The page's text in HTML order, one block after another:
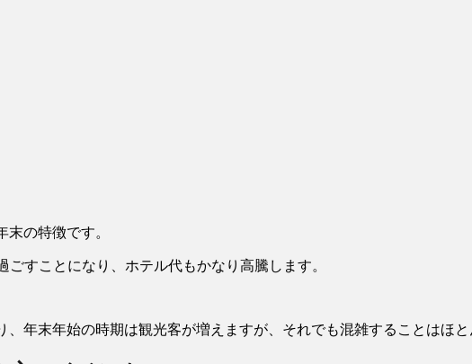
の特徴です。
すことになり、ホテル代もかなり高騰します。
年末年始の時期は観光客が増えますが、それでも混雑することはほと